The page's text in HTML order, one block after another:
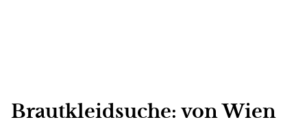
Brautkleidsuche: von Wien